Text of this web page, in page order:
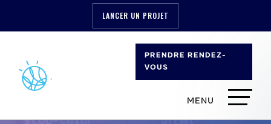
LANCER UN PROJET
PRENDRE RENDEZ-
VOUS